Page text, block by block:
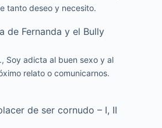
tanto deseo y necesito.
de Fernanda y el Bully
Soy adicta al buen sexo y al
relato o comunicarnos.
de ser cornudo – I, II